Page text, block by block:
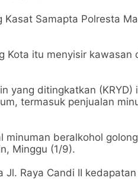
Samapta Polresta
Kota itu menyisir kawasan
yang ditingkatkan (KRYD)
termasuk penjualan
beralkohol
Minggu (1/9).
Raya Candi II